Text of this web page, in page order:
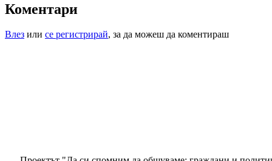
Коментари
Влез или се регистрирай, за да можеш да коментираш